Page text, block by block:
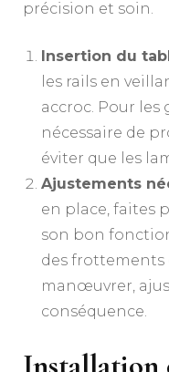
précision et soin.
Insertion du
les rails en
accroc. Pour
nécessaire de
éviter que les
Ajustements
en place, faites
son bon
des frottements
manœuvrer,
conséquence.